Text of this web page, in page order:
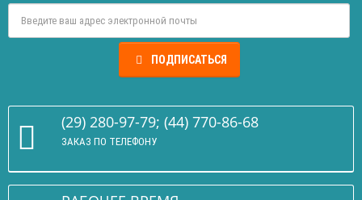
ПОДПИСАТЬСЯ
(29) 280-97-79; (44) 770-86-68
ЗАКАЗ ПО ТЕЛЕФОНУ